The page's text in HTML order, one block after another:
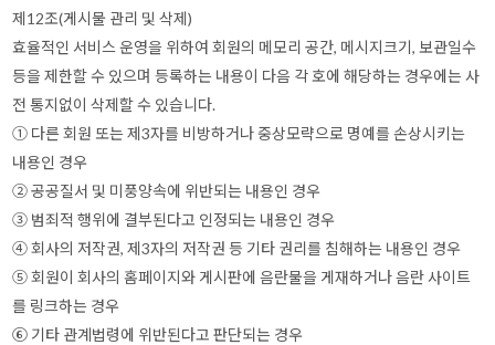
제12조(게시물 관리 및 삭제)
효율적인 서비스 운영을 위하여 회원의 메모리 공간, 메시지크기, 보관일수
등을 제한할 수 있으며 등록하는 내용이 다음 각 호에 해당하는 경우에는 사
전 통지없이 삭제할 수 있습니다.
① 다른 회원 또는 제3자를 비방하거나 중상모략으로 명예를 손상시키는
내용인 경우
② 공공질서 및 미풍양속에 위반되는 내용인 경우
③ 범죄적 행위에 결부된다고 인정되는 내용인 경우
④ 회사의 저작권, 제3자의 저작권 등 기타 권리를 침해하는 내용인 경우
⑤ 회원이 회사의 홈페이지와 게시판에 음란물을 게재하거나 음란 사이트
를 링크하는 경우
⑥ 기타 관계법령에 위반된다고 판단되는 경우